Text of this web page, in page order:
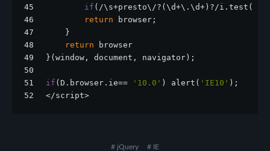
45
46
47
48
49
50
51
52
if (/\s+presto\/?(\d+\.\d+)?/i.test(u))
return browser;
    }
return browser
}(window, document, navigator);
if (D.browser.ie== '10.0' ) alert( 'IE10' );
</script>
# jQuery # IE